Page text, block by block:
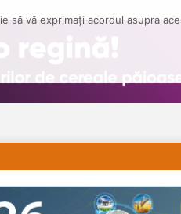
să vă exprimați acordul asupra